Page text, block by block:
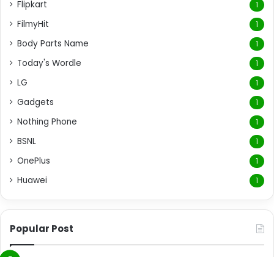
Flipkart 1
FilmyHit 1
Body Parts Name 1
Today's Wordle 1
LG 1
Gadgets 1
Nothing Phone 1
BSNL 1
OnePlus 1
Huawei 1
Popular Post